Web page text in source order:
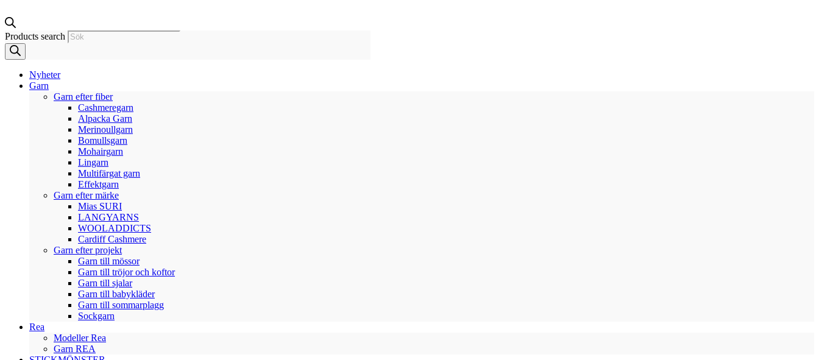
Products search
Nyheter
Garn
Garn efter fiber
Cashmeregarn
Alpacka Garn
Merinoullgarn
Bomullsgarn
Mohairgarn
Lingarn
Multifärgat garn
Effektgarn
Garn efter märke
Mias SURI
LANGYARNS
WOOLADDICTS
Cardiff Cashmere
Garn efter projekt
Garn till mössor
Garn till tröjor och koftor
Garn till sjalar
Garn till babykläder
Garn till sommarplagg
Sockgarn
Rea
Modeller Rea
Garn REA